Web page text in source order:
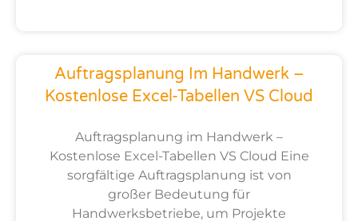
Auftragsplanung Im Handwerk –
Kostenlose Excel-Tabellen VS Cloud
Auftragsplanung im Handwerk –
Kostenlose Excel-Tabellen VS Cloud Eine
sorgfältige Auftragsplanung ist von
großer Bedeutung für
Handwerksbetriebe, um Projekte